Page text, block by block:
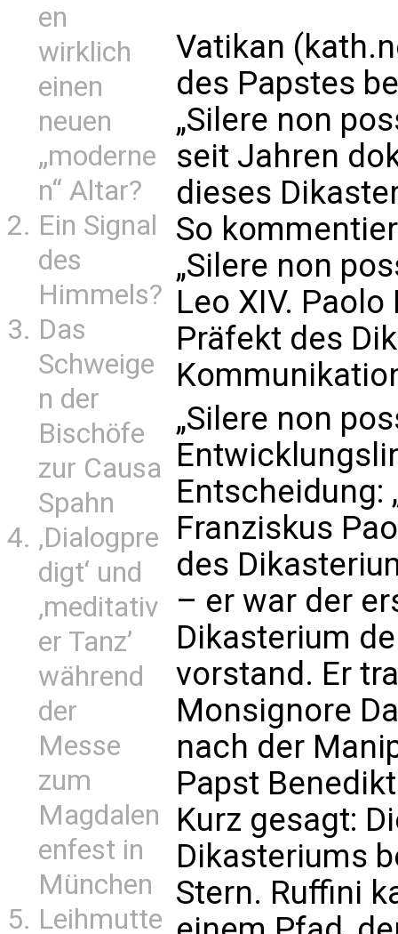
en
wirklich
einen
neuen
„moderne
n“ Altar?
Ein Signal
des
Himmels?
Das
Schweige
n der
Bischöfe
zur Causa
Spahn
‚Dialogpre
digt‘ und
‚meditativ
er Tanz’
während
der
Messe
zum
Magdalen
enfest in
München
Leihmutte
Vatikan
des Papstes
„Silere non
seit Jahren
dieses
So
„Silere non
Leo XIV.
Präfekt des
„Silere non
Entscheidung:
Franziskus
des
– er war der
Dikasterium
vorstand. Er
Monsignore
nach der
Papst
Kurz gesagt:
Dikasteriums
Stern. Ruffini